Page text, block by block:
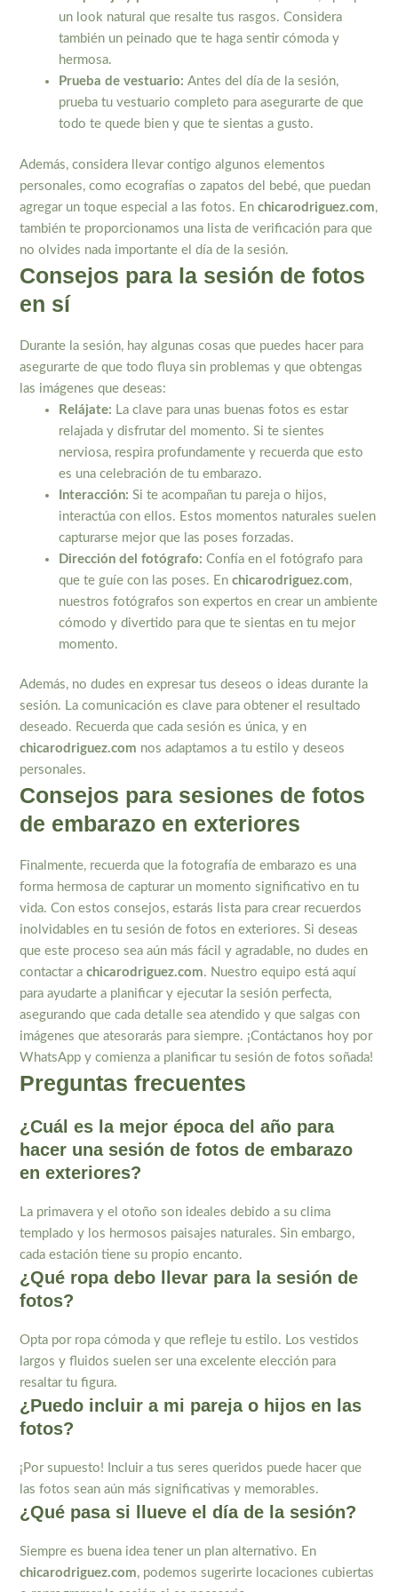
un look natural que resalte tus rasgos. Considera
también un peinado que te haga sentir cómoda y
hermosa.
Prueba de vestuario: Antes del día de la sesión,
prueba tu vestuario completo para asegurarte de que
todo te quede bien y que te sientas a gusto.
Además, considera llevar contigo algunos elementos
personales, como ecografías o zapatos del bebé, que puedan
agregar un toque especial a las fotos. Enchicarodriguez.com,
también te proporcionamos una lista de verificación para que
no olvides nada importante el día de la sesión.
Consejos para la sesión de fotos
en sí
Durante la sesión, hay algunas cosas que puedes hacer para
asegurarte de que todo fluya sin problemas y que obtengas
las imágenes que deseas:
Relájate: La clave para unas buenas fotos es estar
relajada y disfrutar del momento. Si te sientes
nerviosa, respira profundamente y recuerda que esto
es una celebración de tu embarazo.
Interacción: Si te acompañan tu pareja o hijos,
interactúa con ellos. Estos momentos naturales suelen
capturarse mejor que las poses forzadas.
Dirección del fotógrafo: Confía en el fotógrafo para
que te guíe con las poses. Enchicarodriguez.com,
nuestros fotógrafos son expertos en crear un ambiente
cómodo y divertido para que te sientas en tu mejor
momento.
Además, no dudes en expresar tus deseos o ideas durante la
sesión. La comunicación es clave para obtener el resultado
deseado. Recuerda que cada sesión es única, y en
chicarodriguez.com nos adaptamos a tu estilo y deseos
personales.
Consejos para sesiones de fotos
de embarazo en exteriores
Finalmente, recuerda que la fotografía de embarazo es una
forma hermosa de capturar un momento significativo en tu
vida. Con estos consejos, estarás lista para crear recuerdos
inolvidables en tu sesión de fotos en exteriores. Si deseas
que este proceso sea aún más fácil y agradable, no dudes en
contactar achicarodriguez.com. Nuestro equipo está aquí
para ayudarte a planificar y ejecutar la sesión perfecta,
asegurando que cada detalle sea atendido y que salgas con
imágenes que atesorarás para siempre. ¡Contáctanos hoy por
WhatsApp y comienza a planificar tu sesión de fotos soñada!
Preguntas frecuentes
¿Cuál es la mejor época del año para
hacer una sesión de fotos de embarazo
en exteriores?
La primavera y el otoño son ideales debido a su clima
templado y los hermosos paisajes naturales. Sin embargo,
cada estación tiene su propio encanto.
¿Qué ropa debo llevar para la sesión de
fotos?
Opta por ropa cómoda y que refleje tu estilo. Los vestidos
largos y fluidos suelen ser una excelente elección para
resaltar tu figura.
¿Puedo incluir a mi pareja o hijos en las
fotos?
¡Por supuesto! Incluir a tus seres queridos puede hacer que
las fotos sean aún más significativas y memorables.
¿Qué pasa si llueve el día de la sesión?
Siempre es buena idea tener un plan alternativo. En
chicarodriguez.com, podemos sugerirte locaciones cubiertas